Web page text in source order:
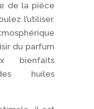
de la pièce
l’utiliser.
du parfum
bienfaits
huiles